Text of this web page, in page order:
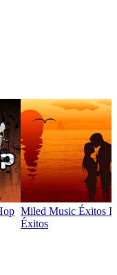
Miled Music Éxitos
Éxitos